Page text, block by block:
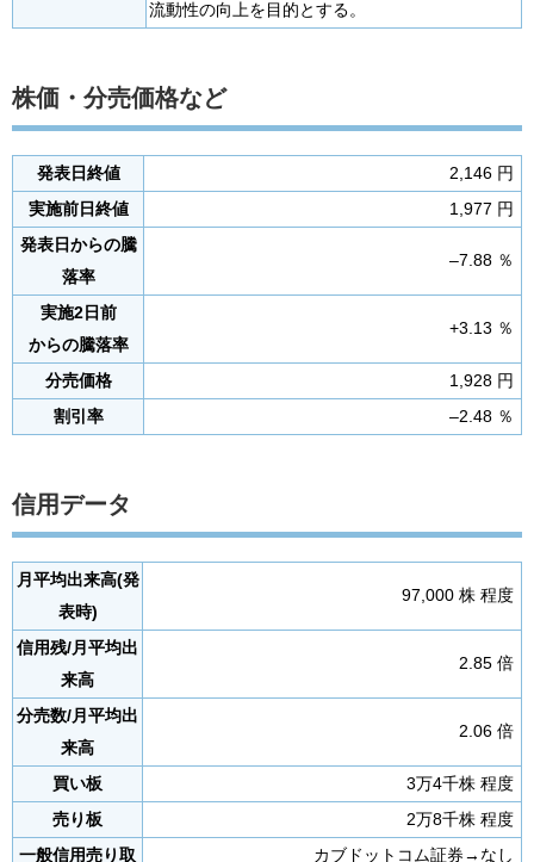
流動性の向上を目的とする。
株価・分売価格など
発表日終値
2,146 円
実施前日終値
1,977 円
発表日からの騰
落率
–7.88 ％
実施2日前
からの騰落率
+3.13 ％
分売価格
1,928 円
割引率
–2.48 ％
信用データ
月平均出来高(発
表時)
97,000 株 程度
信用残/月平均出
来高
2.85 倍
分売数/月平均出
来高
2.06 倍
買い板
3万4千株 程度
売り板
2万8千株 程度
一般信用売り取
カブドットコム証券→なし